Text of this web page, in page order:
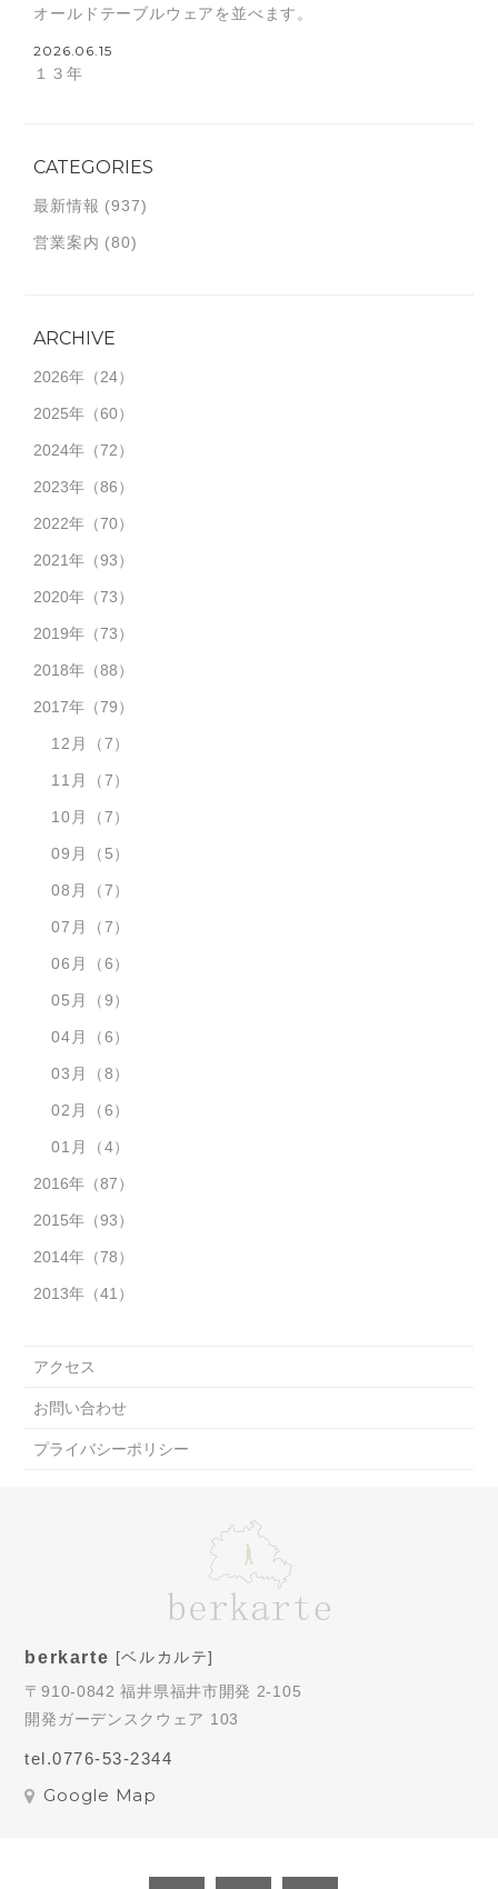
オールドテーブルウェアを並べます。
2026.06.15
１３年
CATEGORIES
最新情報 (937)
営業案内 (80)
ARCHIVE
2026年 （24）
2025年 （60）
2024年 （72）
2023年 （86）
2022年 （70）
2021年 （93）
2020年 （73）
2019年 （73）
2018年 （88）
2017年 （79）
12月 （7）
11月 （7）
10月 （7）
09月 （5）
08月 （7）
07月 （7）
06月 （6）
05月 （9）
04月 （6）
03月 （8）
02月 （6）
01月 （4）
2016年 （87）
2015年 （93）
2014年 （78）
2013年 （41）
アクセス
お問い合わせ
プライバシーポリシー
berkarte [ベルカルテ]
〒910-0842 福井県福井市開発 2-105
開発ガーデンスクウェア 103
tel.0776-53-2344
Google Map